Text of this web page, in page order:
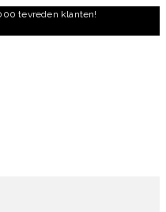
tevreden klanten!